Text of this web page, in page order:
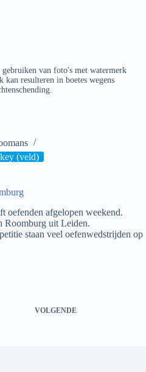
van foto's met watermerk
resulteren in boetes wegens
(veld)
oefenden afgelopen weekend.
Roomburg uit Leiden.
staan veel oefenwedstrijden op
VOLGENDE